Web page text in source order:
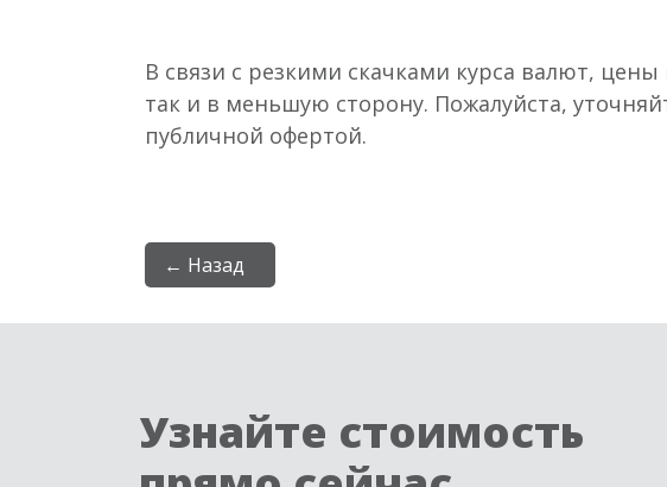
В связи с резкими скачками курса валют,
так и в меньшую сторону. Пожалуйста,
публичной офертой.
← Назад
Узнайте стоимость